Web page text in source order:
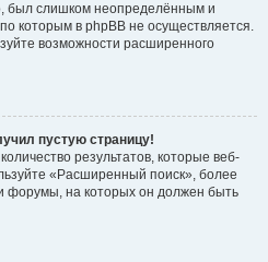
был слишком неопределённым и
которым в phpBB не осуществляется.
возможности расширенного
пустую страницу!
результатов, которые веб-
«Расширенный поиск», более
форумы, на которых он должен быть